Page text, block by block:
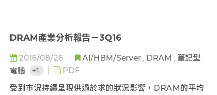
DRAM產業分析報告－3Q16
2016/08/26 AI/HBM/Server , DRAM , 筆記型
電腦
+1
PDF
受到市況持續呈現供過於求的狀況影響，DRAM的平均